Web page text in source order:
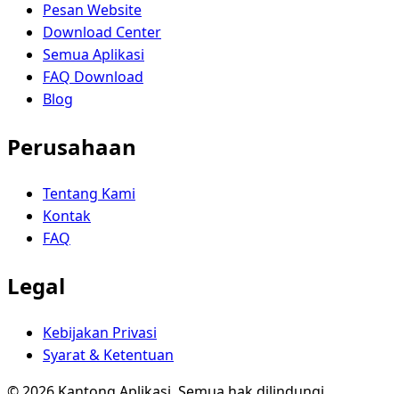
Pesan Website
Download Center
Semua Aplikasi
FAQ Download
Blog
Perusahaan
Tentang Kami
Kontak
FAQ
Legal
Kebijakan Privasi
Syarat & Ketentuan